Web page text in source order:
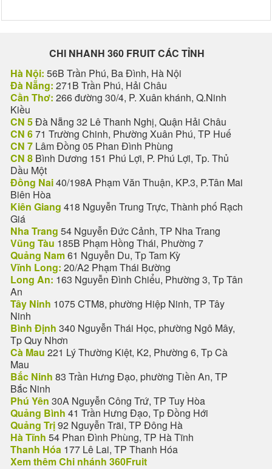
CHI NHANH 360 FRUIT CÁC TỈNH
Hà Nội: 56B Trần Phú, Ba Đình, Hà Nội
Đà Nẵng: 271B Trần Phú, Hải Châu
Cần Thơ: 266 đường 30/4, P. Xuân khánh, Q.Ninh
Kiều
CN 5Đà Nẵng 32 Lê Thanh Nghị, Quận Hải Châu
CN 671 Trường Chinh, Phường Xuân Phú, TP Huế
CN 7 Lâm Đồng 05 Phan Đình Phùng
CN 8 Bình Dương 151 Phú Lợi, P. Phú Lợi, Tp. Thủ
Dầu Một
Đồng Nai40/198A Phạm Văn Thuận, KP.3, P.Tân Mai
Biên Hòa
Kiên Giang 418 Nguyễn Trung Trực, Thành phố Rạch
Giá
Nha Trang 54 Nguyễn Đức Cảnh, TP Nha Trang
Vũng Tàu 185B Phạm Hồng Thái, Phường 7
Quảng Nam61 Nguyễn Du, Tp Tam Kỳ
Vĩnh Long: 20/A2 Phạm Thái Bường
Long An: 163 Nguyễn Đình Chiểu, Phường 3, Tp Tân
An
Tây Ninh 1075 CTM8, phường Hiệp Ninh, TP Tây
Ninh
Bình Định 340 Nguyễn Thái Học, phường Ngô Mây,
Tp Quy Nhơn
Cà Mau 221 Lý Thường Kiệt, K2, Phường 6, Tp Cà
Mau
Bắc Ninh 83 Trần Hưng Đạo, phường Tiền An, TP
Bắc Ninh
Phú Yên 30A Nguyễn Công Trứ, TP Tuy Hòa
Quảng Bình 41 Trần Hưng Đạo, Tp Đồng Hới
Quảng Trị92 Nguyễn Trãi, TP Đông Hà
Hà Tĩnh 54 Phan Đình Phùng, TP Hà Tĩnh
Thanh Hóa 177 Lê Lai, TP Thanh Hóa
Xem thêm Chi nhánh 360Fruit